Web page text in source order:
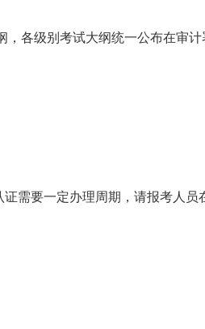
，各级别考试大纲统一公布在审计
需要一定办理周期，请报考人员